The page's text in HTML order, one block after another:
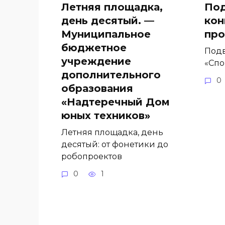
Летняя площадка,
день десятый. —
Муниципальное
бюджетное
учреждение
дополнительного
образования
«Надтеречный Дом
юных техников»
Летняя площадка, день
десятый: от фонетики до
робопроектов
0 1
0